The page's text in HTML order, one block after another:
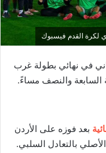
لكرة القدم فيسبوك
في نهائي بطولة غرب
السابعة والنصف مساءً.
بعد فوزه على الأردن